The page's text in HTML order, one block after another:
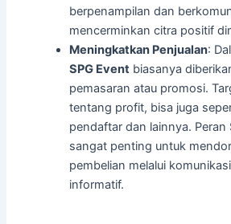
berpenampilan dan
mencerminkan citra positif
Meningkatkan Penjualan:
SPG Event biasanya
pemasaran atau promosi.
tentang profit, bisa juga
pendaftar dan lainnya. Peran
sangat penting untuk
pembelian melalui
informatif.